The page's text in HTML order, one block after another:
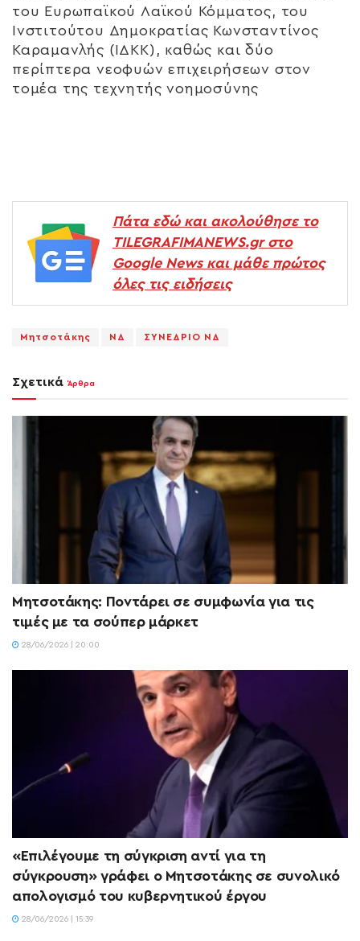
του Ευρωπαϊκού Λαϊκού Κόμματος, του
Ινστιτούτου Δημοκρατίας Κωνσταντίνος
Καραμανλής (ΙΔΚΚ), καθώς και δύο
περίπτερα νεοφυών επιχειρήσεων στον
τομέα της τεχνητής νοημοσύνης
Πάτα εδώ και ακολούθησε το
TILEGRAFIMANEWS.gr στο
Google News και μάθε πρώτος
όλες τις ειδήσεις
Μητσοτάκης ΝΔ ΣΥΝΕΔΡΙΟ ΝΔ
Σχετικά Άρθρα
Μητσοτάκης: Ποντάρει σε συμφωνία για τις
τιμές με τα σούπερ μάρκετ
28/06/2026 | 20:00
«Επιλέγουμε τη σύγκριση αντί για τη
σύγκρουση» γράφει ο Μητσοτάκης σε συνολικό
απολογισμό του κυβερνητικού έργου
28/06/2026 | 15:39